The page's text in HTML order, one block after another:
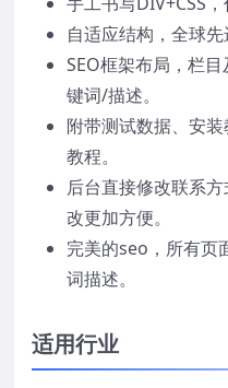
自适应结构，全球先
SEO框架布局，栏
键词/描述。
附带测试数据、安
教程。
后台直接修改联系
改更加方便。
完美的seo，所有页
词描述。
适用行业